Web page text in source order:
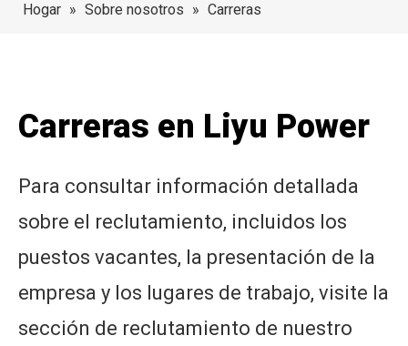
Hogar » Sobre nosotros » Carreras
Carreras en Liyu Power
Para consultar información detallada
sobre el reclutamiento, incluidos los
puestos vacantes, la presentación de la
empresa y los lugares de trabajo, visite la
sección de reclutamiento de nuestro